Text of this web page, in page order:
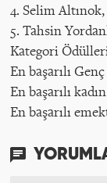
4. Selim Altınok,
5. Tahsin
Kategori
En başarılı
En başarılı
En başarılı